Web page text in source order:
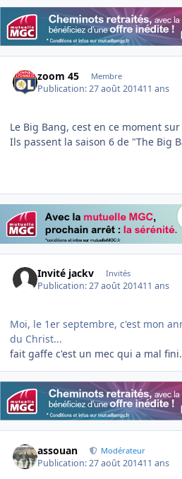
zoom 45 Membre
Publication:27 août 201411 ans
Le Big Bang, cest en ce moment sur
Ils passent la saison 6 de "The Big
Invité jackv Invités
Publication:27 août 201411 ans
Moi, le 1er septembre, c'est mon
du Christ...
fait gaffe c'est un mec qui a mal
assouan Modérateur
Publication:27 août 201411 ans